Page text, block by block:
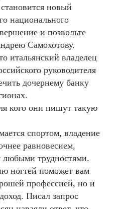
новый
национального
и позвольте
Самохотову.
итальянский владелец
руководителя
дочернему банку
кого они пишут такую
спортом, владение
равновесием,
любыми трудностями.
ногтей поможет вам
профессией, но и
Писал запрос